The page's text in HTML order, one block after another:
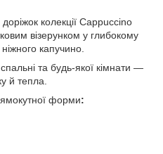
колекції Cappuccino
візерунком у глибокому
капучино.
та будь-якої кімнати —
й тепла.
форми: